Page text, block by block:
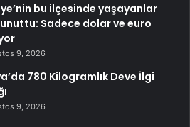
bu ilçesinde yaşayanlar
unuttu: Sadece dolar ve euro
9, 2026
780 Kilogramlık Deve İlgi
9, 2026